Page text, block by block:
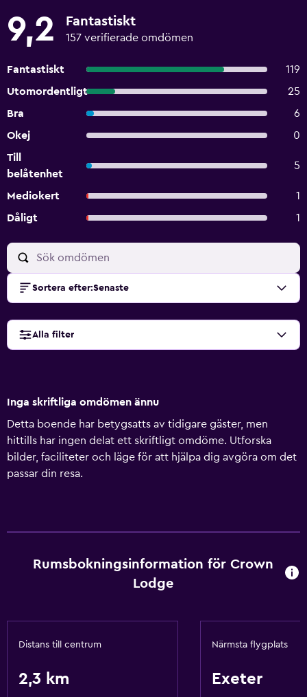
9,2 Fantastiskt
157 verifierade omdömen
Fantastiskt
119
Utomordentligt
25
Bra
6
Okej
0
Till
belåtenhet
5
Mediokert
1
Dåligt
1
Sortera efter:Senaste
Alla filter
Inga skriftliga omdömen ännu
Detta boende har betygsatts av tidigare gäster, men
hittills har ingen delat ett skriftligt omdöme. Utforska
bilder, faciliteter och läge för att hjälpa dig avgöra om det
passar din resa.
Rumsbokningsinformation för Crown
Lodge
Distans till centrum
2,3 km
Närmsta flygplats
Exeter